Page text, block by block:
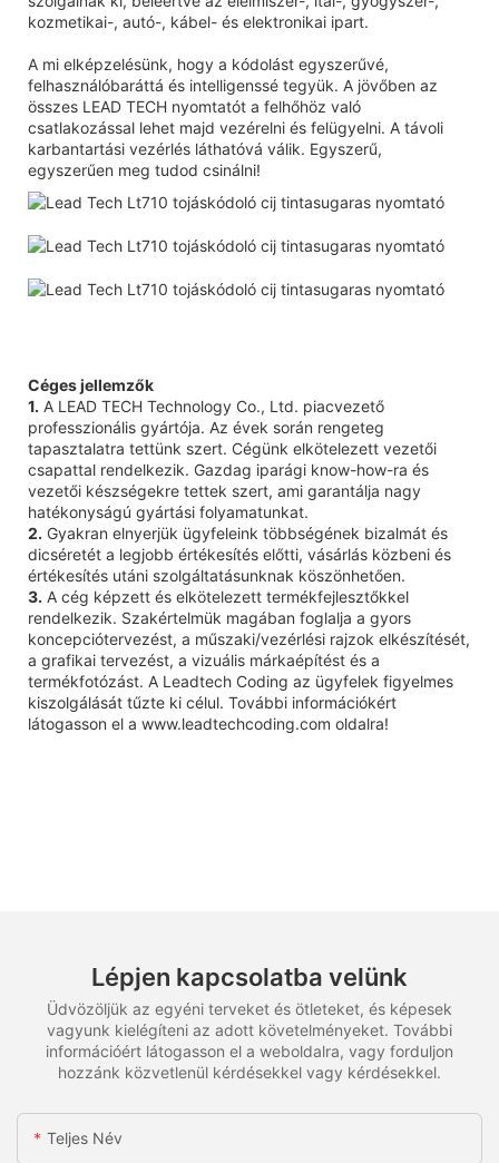
kozmetikai-, autó-, kábel- és elektronikai ipart.
A mi elképzelésünk, hogy a kódolást egyszerűvé,
felhasználóbaráttá és intelligenssé tegyük. A jövőben az
összes LEAD TECH nyomtatót a felhőhöz való
csatlakozással lehet majd vezérelni és felügyelni. A távoli
karbantartási vezérlés láthatóvá válik. Egyszerű,
egyszerűen meg tudod csinálni!
Céges jellemzők
1. A LEAD TECH Technology Co., Ltd. piacvezető
professzionális gyártója. Az évek során rengeteg
tapasztalatra tettünk szert. Cégünk elkötelezett vezetői
csapattal rendelkezik. Gazdag iparági know-how-ra és
vezetői készségekre tettek szert, ami garantálja nagy
hatékonyságú gyártási folyamatunkat.
2. Gyakran elnyerjük ügyfeleink többségének bizalmát és
dicséretét a legjobb értékesítés előtti, vásárlás közbeni és
értékesítés utáni szolgáltatásunknak köszönhetően.
3. A cég képzett és elkötelezett termékfejlesztőkkel
rendelkezik. Szakértelmük magában foglalja a gyors
koncepciótervezést, a műszaki/vezérlési rajzok elkészítését,
a grafikai tervezést, a vizuális márkaépítést és a
termékfotózást. A Leadtech Coding az ügyfelek figyelmes
kiszolgálását tűzte ki célul. További információkért
látogasson el a www.leadtechcoding.com oldalra!
Lépjen kapcsolatba velünk
Üdvözöljük az egyéni terveket és ötleteket, és képesek
vagyunk kielégíteni az adott követelményeket. További
információért látogasson el a weboldalra, vagy forduljon
hozzánk közvetlenül kérdésekkel vagy kérdésekkel.
Teljes Név